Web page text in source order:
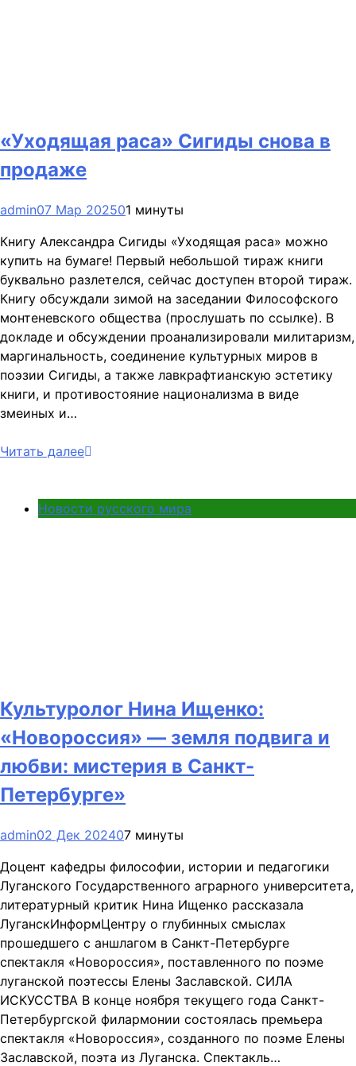
«Уходящая раса» Сигиды снова в
продаже
admin07 Мар 202501 минуты
Книгу Александра Сигиды «Уходящая раса» можно
купить на бумаге! Первый небольшой тираж книги
буквально разлетелся, сейчас доступен второй тираж.
Книгу обсуждали зимой на заседании Философского
монтеневского общества (прослушать по ссылке). В
докладе и обсуждении проанализировали милитаризм,
маргинальность, соединение культурных миров в
поэзии Сигиды, а также лавкрафтианскую эстетику
книги, и противостояние национализма в виде
змеиных и…
Читать далее
Новости русского мира
Культуролог Нина Ищенко:
«Новороссия» — земля подвига и
любви: мистерия в Санкт-
Петербурге»
admin02 Дек 202407 минуты
Доцент кафедры философии, истории и педагогики
Луганского Государственного аграрного университета,
литературный критик Нина Ищенко рассказала
ЛуганскИнформЦентру о глубинных смыслах
прошедшего с аншлагом в Санкт-Петербурге
спектакля «Новороссия», поставленного по поэме
луганской поэтессы Елены Заславской. СИЛА
ИСКУССТВА В конце ноября текущего года Санкт-
Петербургской филармонии состоялась премьера
спектакля «Новороссия», созданного по поэме Елены
Заславской, поэта из Луганска. Спектакль…